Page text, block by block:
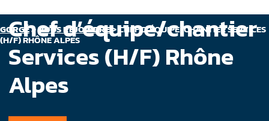
GORGÉ>NOUS REJOINDRE>CHEF D’ÉQUIPE/CHANTIER SERVICES
(H/F) RHÔNE ALPES
Chef d’équipe/chantier
Services (H/F) Rhône
Alpes